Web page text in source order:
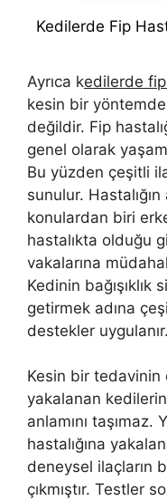
Kedilerde Fip
Ayrıca kedilerde fip
kesin bir
değildir. Fip
genel olarak
Bu yüzden çeşitli
sunulur.
konulardan biri
hastalıkta olduğu
vakalarına
Kedinin
getirmek adına
destekler uygulanır.
Kesin bir tedavinin
yakalanan
anlamını taşımaz.
hastalığına
deneysel ilaçların
çıkmıştır. Testler